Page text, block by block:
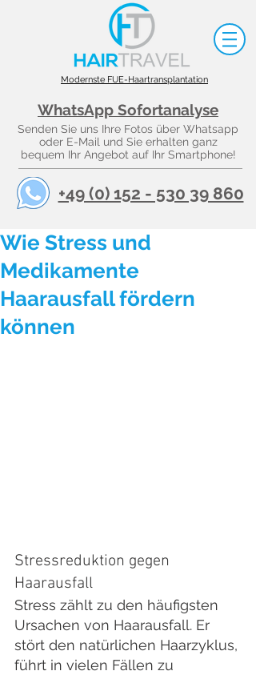
Modernste FUE-Haartransplantation
WhatsApp Sofortanalyse
Senden Sie uns Ihre Fotos über Whatsapp
oder E-Mail und Sie erhalten ganz
bequem Ihr Angebot auf Ihr Smartphone!
+49 (0) 152 - 530 39 860
Wie Stress und
Medikamente
Haarausfall fördern
können
Stressreduktion gegen
Haarausfall
Stress zählt zu den häufigsten
Ursachen von Haarausfall. Er
stört den natürlichen Haarzyklus,
führt in vielen Fällen zu